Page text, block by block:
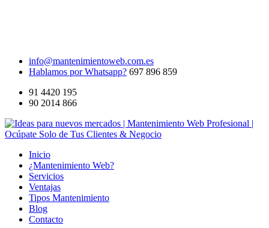
info@mantenimientoweb.com.es
Hablamos por Whatsapp? 697 896 859
91 4420 195
90 2014 866
Inicio
¿Mantenimiento Web?
Servicios
Ventajas
Tipos Mantenimiento
Blog
Contacto